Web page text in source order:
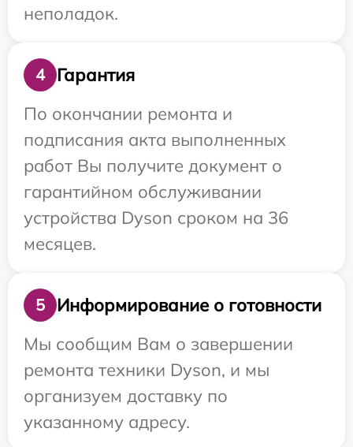
неполадок.
4
Гарантия
По окончании ремонта и
подписания акта выполненных
работ Вы получите документ о
гарантийном обслуживании
устройства Dyson сроком на 36
месяцев.
5
Информирование о готовности
Мы сообщим Вам о завершении
ремонта техники Dyson, и мы
организуем доставку по
указанному адресу.